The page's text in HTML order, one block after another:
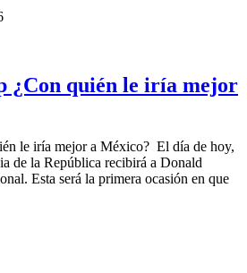
¿Con quién le iría mejor
le iría mejor a México? El día de hoy,
de la República recibirá a Donald
Esta será la primera ocasión en que